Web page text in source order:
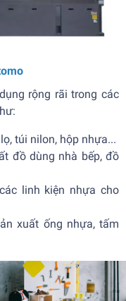
rộng rãi trong các
túi nilon, hộp nhựa...
đồ dùng nhà bếp, đồ
linh kiện nhựa cho
xuất ống nhựa, tấm